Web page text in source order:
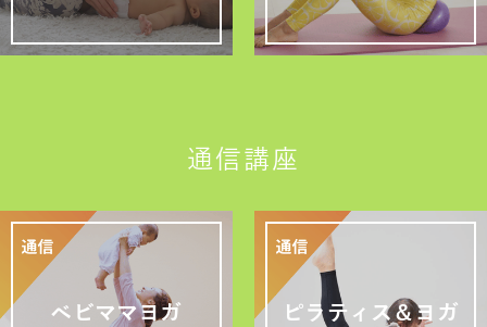
通信講座
ベビママヨガ
ピラティス＆ヨガ